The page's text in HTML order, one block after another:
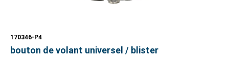
170346-P4
bouton de volant universel / blister